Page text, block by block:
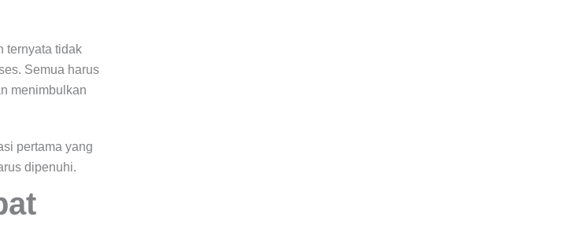
ternyata tidak
Semua harus
menimbulkan
pertama yang
dipenuhi.